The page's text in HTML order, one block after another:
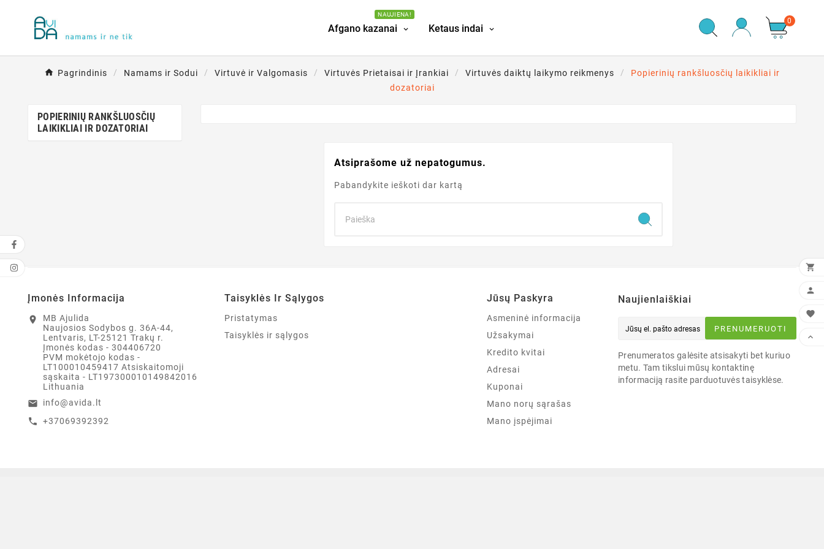
Afgano kazanai
NAUJIENA!
Ketaus indai
0
Pagrindinis Namams ir Sodui Virtuvė ir Valgomasis Virtuvės Prietaisai ir Įrankiai Virtuvės daiktų laikymo reikmenys
Popierinių rankšluosčių laikikliai ir
dozatoriai
POPIERINIŲ RANKŠLUOSČIŲ
LAIKIKLIAI IR DOZATORIAI
Atsiprašome už nepatogumus.
Pabandykite ieškoti dar kartą
Įmonės Informacija
location_on
MB Ajulida
Naujosios Sodybos g. 36A-44,
Lentvaris, LT-25121 Trakų r.
Įmonės kodas - 304406720
PVM mokėtojo kodas -
LT100010459417 Atsiskaitomoji
sąskaita - LT197300010149842016
Lithuania
email info@avida.lt
call +37069392392
Taisyklės Ir Sąlygos
Pristatymas
Taisyklės ir sąlygos
Jūsų Paskyra
Asmeninė informacija
Užsakymai
Kredito kvitai
Adresai
Kuponai
Mano norų sąrašas
Mano įspėjimai
Naujienlaiškiai
PRENUMERUOTI
Prenumeratos galėsite atsisakyti bet kuriuo
metu. Tam tikslui mūsų kontaktinę
informaciją rasite parduotuvės taisyklėse.



